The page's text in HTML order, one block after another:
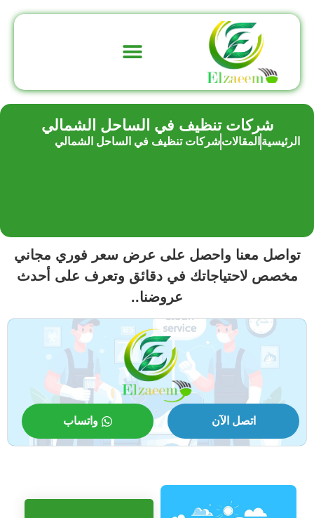
شركات تنظيف في الساحل الشمالي
الرئيسية المقالاتشركات تنظيف في الساحل الشمالي
تواصل معنا واحصل على عرض سعر فوري مجاني
مخصص لاحتياجاتك في دقائق وتعرف على أحدث
عروضنا..
اتصل الآن واتساب